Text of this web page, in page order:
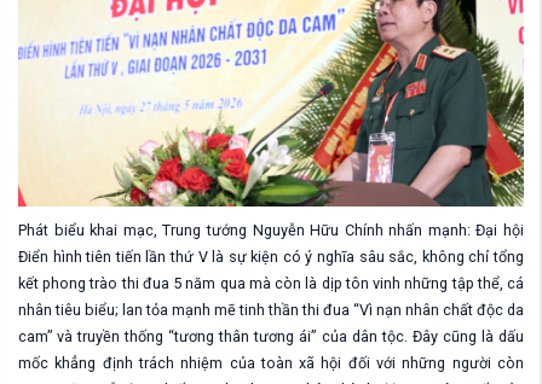
Phát biểu khai mạc, Trung tướng Nguyễn Hữu Chính nhấn mạnh: Đại hội
Điển hình tiên tiến lần thứ V là sự kiện có ý nghĩa sâu sắc, không chỉ tổng
kết phong trào thi đua 5 năm qua mà còn là dịp tôn vinh những tập thể, cá
nhân tiêu biểu; lan tỏa mạnh mẽ tinh thần thi đua “Vì nạn nhân chất độc da
cam” và truyền thống “tương thân tương ái” của dân tộc. Đây cũng là dấu
mốc khẳng định trách nhiệm của toàn xã hội đối với những người còn